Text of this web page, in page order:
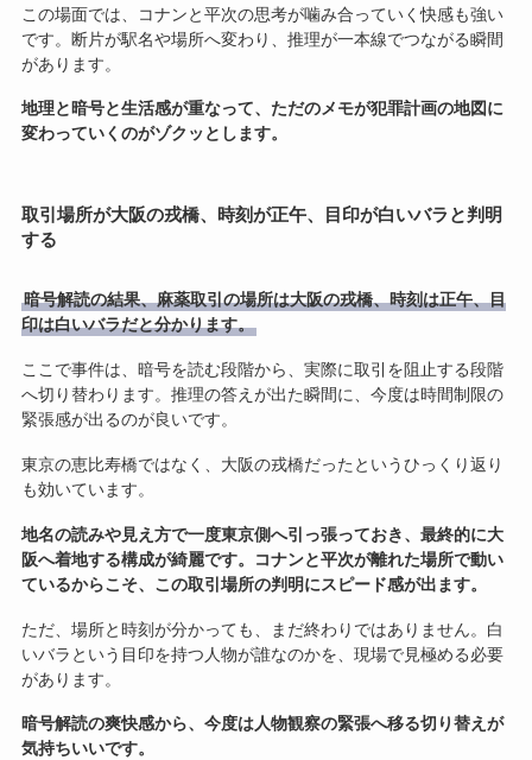
この場面では、コナンと平次の思考が噛み合っていく快感も強い
です。断片が駅名や場所へ変わり、推理が一本線でつながる瞬間
があります。
地理と暗号と生活感が重なって、ただのメモが犯罪計画の地図に
変わっていくのがゾクッとします。
取引場所が大阪の戎橋、時刻が正午、目印が白いバラと判明
する
暗号解読の結果、麻薬取引の場所は大阪の戎橋、時刻は正午、目
印は白いバラだと分かります。
ここで事件は、暗号を読む段階から、実際に取引を阻止する段階
へ切り替わります。推理の答えが出た瞬間に、今度は時間制限の
緊張感が出るのが良いです。
東京の恵比寿橋ではなく、大阪の戎橋だったというひっくり返り
も効いています。
地名の読みや見え方で一度東京側へ引っ張っておき、最終的に大
阪へ着地する構成が綺麗です。コナンと平次が離れた場所で動い
ているからこそ、この取引場所の判明にスピード感が出ます。
ただ、場所と時刻が分かっても、まだ終わりではありません。白
いバラという目印を持つ人物が誰なのかを、現場で見極める必要
があります。
暗号解読の爽快感から、今度は人物観察の緊張へ移る切り替えが
気持ちいいです。